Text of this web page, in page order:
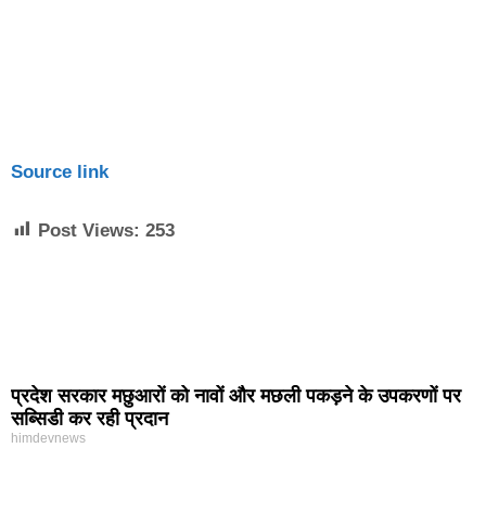
Source link
Post Views: 253
प्रदेश सरकार मछुआरों को नावों और मछली पकड़ने के उपकरणों पर
सब्सिडी कर रही प्रदान
himdevnews